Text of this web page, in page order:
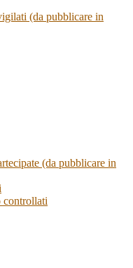
(da pubblicare in
(da pubblicare in